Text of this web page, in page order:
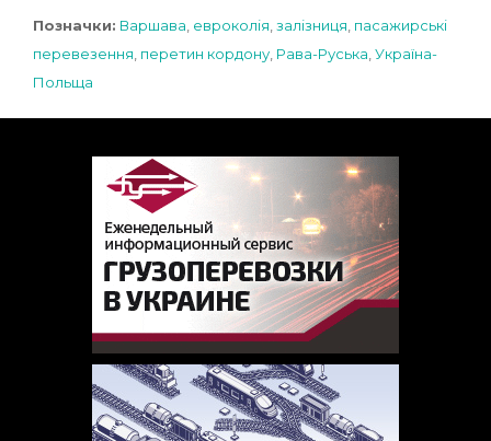
Позначки: Варшава, евроколія,залізниця, пасажирські
перевезення, перетин кордону, Рава-Руська,Україна-
Польща